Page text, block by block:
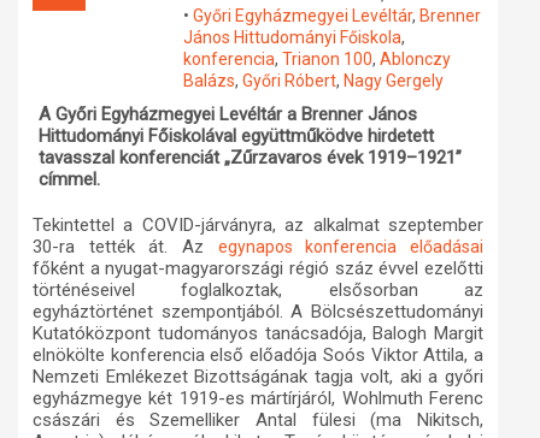
Műhelymunkák
• Győri Egyházmegyei Levéltár, Brenner
János Hittudományi Főiskola,
konferencia, Trianon 100, Ablonczy
Balázs, Győri Róbert, Nagy Gergely
A Győri Egyházmegyei Levéltár a Brenner János
Hittudományi Főiskolával együttműködve hirdetett
tavasszal konferenciát „Zűrzavaros évek 1919–1921”
címmel.
Tekintettel a COVID-járványra, az alkalmat szeptember
30-ra tették át. Az egynapos konferencia előadásai
főként a nyugat-magyarországi régió száz évvel ezelőtti
történéseivel foglalkoztak, elsősorban az
egyháztörténet szempontjából. A Bölcsészettudományi
Kutatóközpont tudományos tanácsadója, Balogh Margit
elnökölte konferencia első előadója Soós Viktor Attila, a
Nemzeti Emlékezet Bizottságának tagja volt, aki a győri
egyházmegye két 1919-es mártírjáról, Wohlmuth Ferenc
császári és Szemelliker Antal fülesi (ma Nikitsch,